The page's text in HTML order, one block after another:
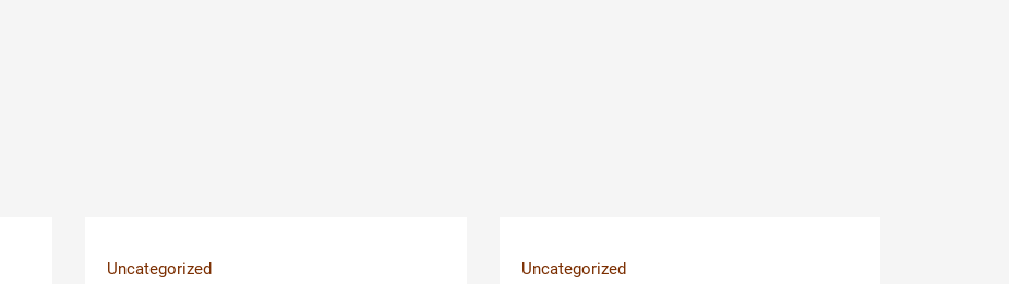
Uncategorized Uncategorized